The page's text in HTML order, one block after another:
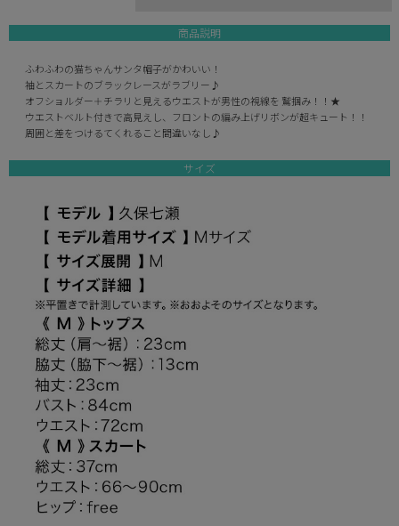
商品説明
ふわふわの猫ちゃんサンタ帽子がかわいい！
袖とスカートのブラックレースがラブリー♪
オフショルダー＋チラリと見えるウエストが男性の視線を 鷲掴み！！★
ウエストベルト付きで高見えし、フロントの編み上げリボンが超キュート！！
周囲と差をつけるてくれること間違いなし♪
サイズ